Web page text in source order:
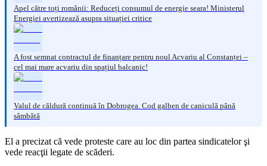
Apel către toți românii: Reduceți consumul de energie seara! Ministerul
Energiei avertizează asupra situației critice
A fost semnat contractul de finanțare pentru noul Acvariu al Constanței –
cel mai mare acvariu din spațiul balcanic!
Valul de căldură continuă în Dobrogea. Cod galben de caniculă până
sâmbătă
El a precizat că vede proteste care au loc din partea sindicatelor şi
vede reacţii legate de scăderi.